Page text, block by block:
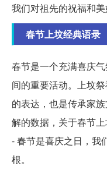
我们对祖先的祝福和美
春节上坟经典语录
春节是一个充满喜庆
间的重要活动。上坟
的表达，也是传承家
解的数据，关于春节
- 春节是喜庆之日，我
根。